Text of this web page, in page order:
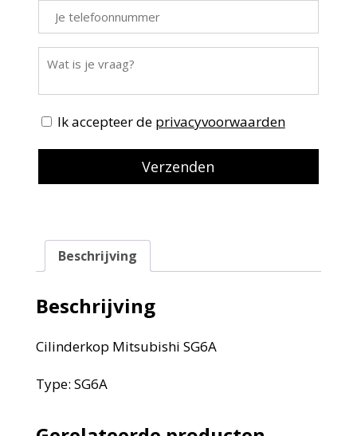
Ik accepteer de privacyvoorwaarden
Beschrijving
Beschrijving
Cilinderkop Mitsubishi SG6A
Type: SG6A